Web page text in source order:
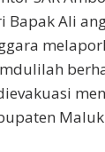
Bapak Ali